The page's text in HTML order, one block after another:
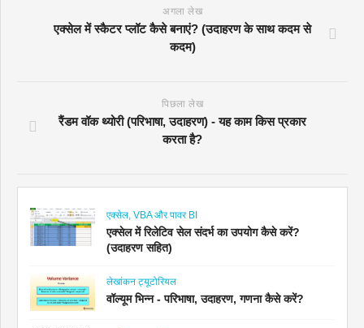
अगला लेख
एक्सेल में स्कैटर प्लॉट कैसे बनाएं? (उदाहरण के साथ कदम से
कदम)
पिछला लेख
रैंडम वॉक थ्योरी (परिभाषा, उदाहरण) - यह काम किस प्रकार
करता है?
एक्सेल, VBA और पावर BI
एक्सेल में रिलेटिव सेल संदर्भ का उपयोग कैसे करें?
(उदाहरण सहित)
लेखांकन ट्यूटोरियल
वॉल्यूम भिन्न - परिभाषा, उदाहरण, गणना कैसे करें?